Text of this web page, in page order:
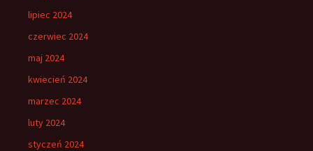
lipiec 2024
czerwiec 2024
maj 2024
kwiecień 2024
marzec 2024
luty 2024
styczeń 2024